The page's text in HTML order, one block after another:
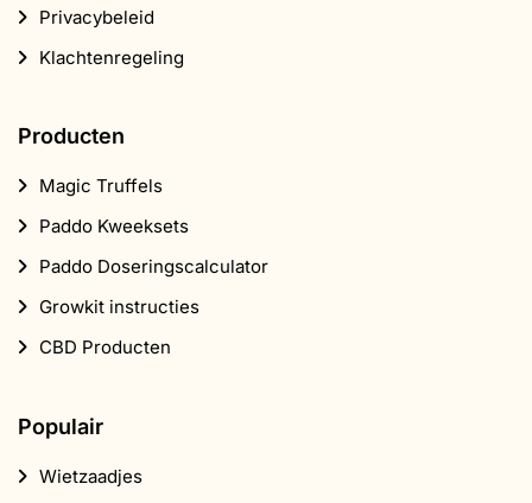
Privacybeleid
Klachtenregeling
Producten
Magic Truffels
Paddo Kweeksets
Paddo Doseringscalculator
Growkit instructies
CBD Producten
Populair
Wietzaadjes